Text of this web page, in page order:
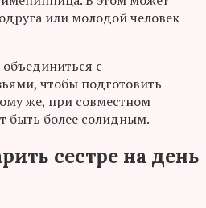
или молодой человек
с
чтобы подготовить
же, при совместном
быть более солидным.
сестре на день